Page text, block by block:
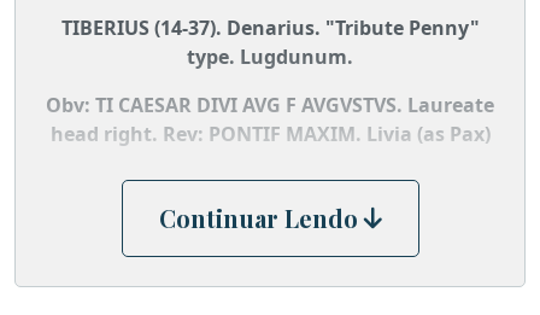
TIBERIUS (14-37). Denarius. "Tribute Penny"
type. Lugdunum.
Obv: TI CAESAR DIVI AVG F AVGVSTVS. Laureate
head right. Rev: PONTIF MAXIM. Livia (as Pax)
Condition: Fine.
Continuar Lendo